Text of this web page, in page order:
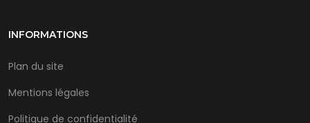
INFORMATIONS
Plan du site
Mentions légales
Politique de confidentialité